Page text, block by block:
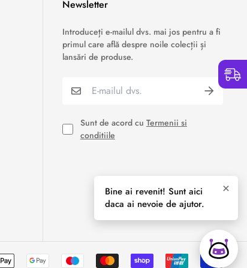
Newsletter
Introduceți e-mailul dvs. mai jos pentru a fi
primul care află despre noile colecții și
lansări de produse.
Sunt de acord cu Termenii si
conditiile
×
Bine ai revenit! Sunt aici
daca ai nevoie de ajutor.
Formular retur
Semnaleaza o problema ›
Verificare status comandă